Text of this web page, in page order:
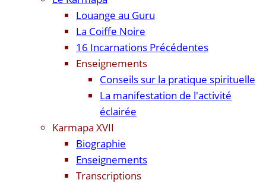
Louange au Guru
La Coiffe Noire
16 Incarnations Précédentes
Enseignements
Conseils sur la pratique spirituelle
La manifestation de l'activité
éclairée
Karmapa XVII
Biographie
Enseignements
Transcriptions